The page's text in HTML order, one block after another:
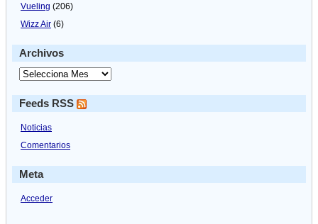
Vueling (206)
Wizz Air (6)
Archivos
Feeds RSS
Noticias
Comentarios
Meta
Acceder